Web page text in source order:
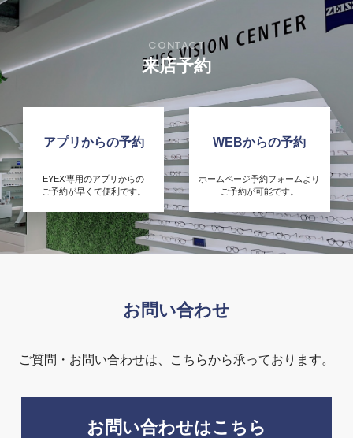
来店予約
アプリからの予約
EYEX’専用のアプリからの
ご予約が早くて便利です。
WEBからの予約
ホームページ予約フォームより
ご予約が可能です。
お問い合わせ
ご質問・お問い合わせは、こちらから承っております。
お問い合わせはこちら